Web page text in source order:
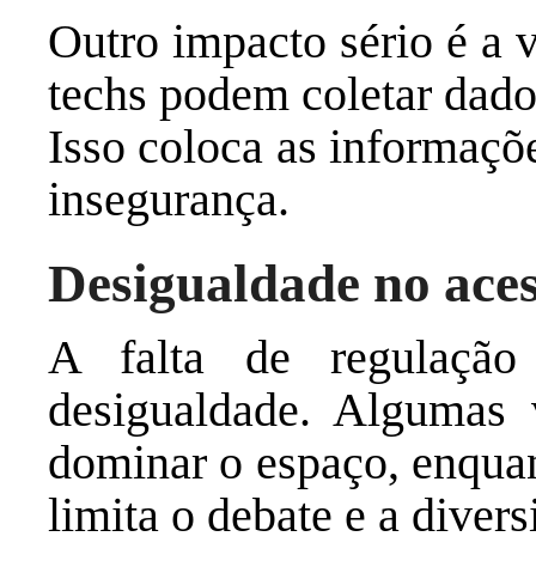
Outro impacto sério é a
techs podem coletar
Isso coloca as
insegurança.
Desigualdade no
A falta de regulação
desigualdade.
dominar o espaço,
limita o debate e a